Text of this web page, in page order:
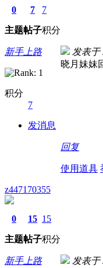
0
主题
7
帖子
7
积分
新手上路
积分
7
发消息
发表于
晓月妹妹
回复
使用道具
z447170355
0
主题
15
帖子
15
积分
新手上路 发表于